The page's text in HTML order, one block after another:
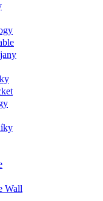
Wall